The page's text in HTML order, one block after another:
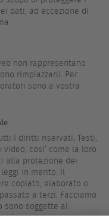
dati, ad eccezione di
non rappresentano
rimpiazzarli. Per
sono a vostra
I diritti riservati. Testi,
cosi’ come la loro
alla protezione dei
in merito. Il
copiato, elaborato o
a terzi. Facciamo
sono soggette al